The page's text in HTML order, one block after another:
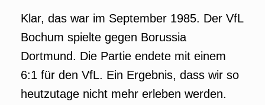
Klar, das war im September 1985. Der VfL
Bochum spielte gegen Borussia
Dortmund. Die Partie endete mit einem
6:1 für den VfL. Ein Ergebnis, dass wir so
heutzutage nicht mehr erleben werden.